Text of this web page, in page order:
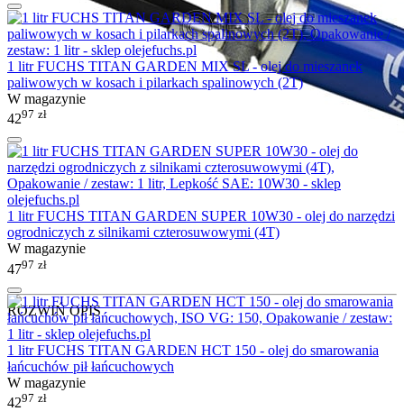
ROZWIŃ OPIS
1 litr FUCHS TITAN GARDEN MIX SL - olej do mieszanek
paliwowych w kosach i pilarkach spalinowych (2T)
W magazynie
4297 zł
1 litr FUCHS TITAN GARDEN SUPER 10W30 - olej do narzędzi
ogrodniczych z silnikami czterosuwowymi (4T)
W magazynie
4797 zł
1 litr FUCHS TITAN GARDEN HCT 150 - olej do smarowania
łańcuchów pił łańcuchowych
W magazynie
4297 zł